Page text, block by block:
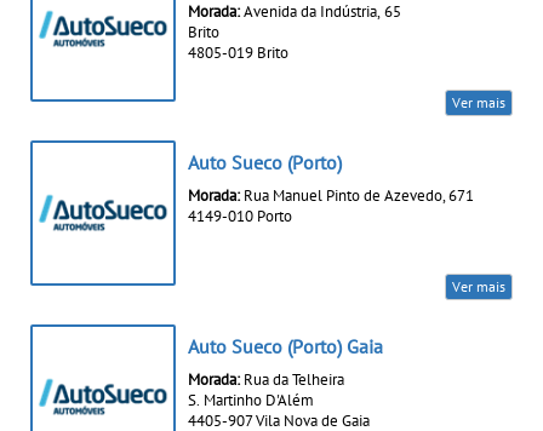
Morada:Avenida da Indústria, 65
Brito
4805-019 Brito
Ver mais
Auto Sueco (Porto)
Morada: Rua Manuel Pinto de Azevedo, 671
4149-010 Porto
Ver mais
Auto Sueco (Porto) Gaia
Morada: Rua da Telheira
S. Martinho D'Além
4405-907 Vila Nova de Gaia